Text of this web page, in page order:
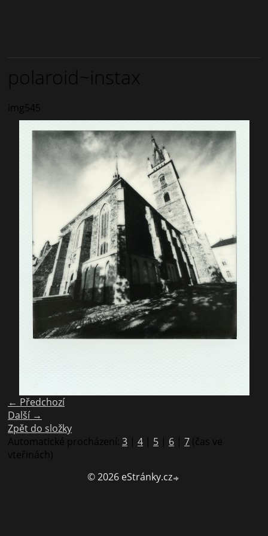
polaroid~instax
img545
← Předchozí
Další →
Zpět do složky
Automatické procházení: 3 | 4 | 5 | 6 | 7 (čas ve
vteřinách)
© 2026 eStránky.cz